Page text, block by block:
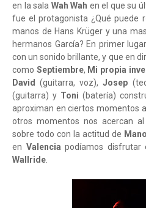
en la sala Wah Wah en el que su
fue el protagonista ¿Qué puede
manos de Hans Krüger y una
hermanos García? En primer
con un sonido brillante, y que en
como Septiembre, Mi propia
David(guitarra, voz),Josep
(guitarra) y Toni (batería)
aproximan en ciertos momentos
otros momentos nos acercan
sobre todo con la actitud de
en Valencia podíamos disfrutar
Wallride.